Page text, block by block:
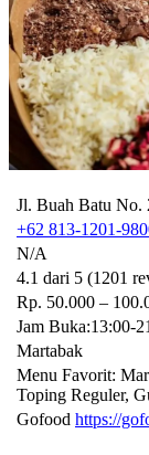
Jl. Buah Batu No.
+62 813-1201-
N/A
4.1 dari 5 (1201
Rp. 50.000 –
Jam Buka:13:00-
Martabak
Menu Favorit:
Toping Reguler,
Gofood https://